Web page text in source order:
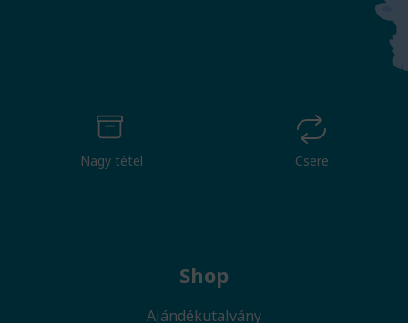
Nagy tétel Csere
Shop
Ajándékutalvány